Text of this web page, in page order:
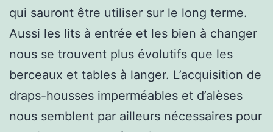
qui sauront être utiliser sur le long terme.
Aussi les lits à entrée et les bien à changer
nous se trouvent plus évolutifs que les
berceaux et tables à langer. L’acquisition de
draps-housses imperméables et d’alèses
nous semblent par ailleurs nécessaires pour